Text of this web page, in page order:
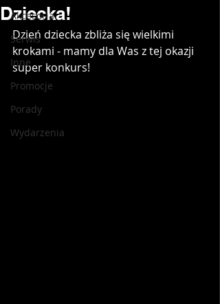
Akcesoria
Serwis
Inne
Promocje
Porady
Wydarzenia
Dziecka!
Dzień dziecka zbliża się wielkimi
krokami - mamy dla Was z tej okazji
super konkurs!